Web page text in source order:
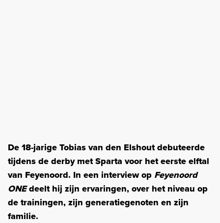
De 18-jarige Tobias van den Elshout debuteerde
tijdens de derby met Sparta voor het eerste elftal
van Feyenoord. In een interview op Feyenoord
ONEdeelt hij zijn ervaringen, over het niveau op
de trainingen, zijn generatiegenoten en zijn
familie.